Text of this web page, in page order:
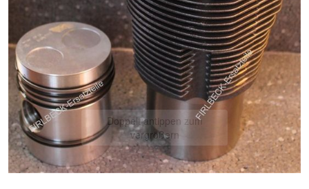
Doppelt antippen zum
vergrößern